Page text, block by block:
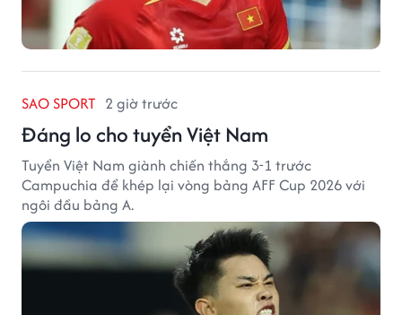
SAO SPORT 2 giờ trước
Đáng lo cho tuyển Việt Nam
Tuyển Việt Nam giành chiến thắng 3-1 trước
Campuchia để khép lại vòng bảng AFF Cup 2026 với
ngôi đầu bảng A.